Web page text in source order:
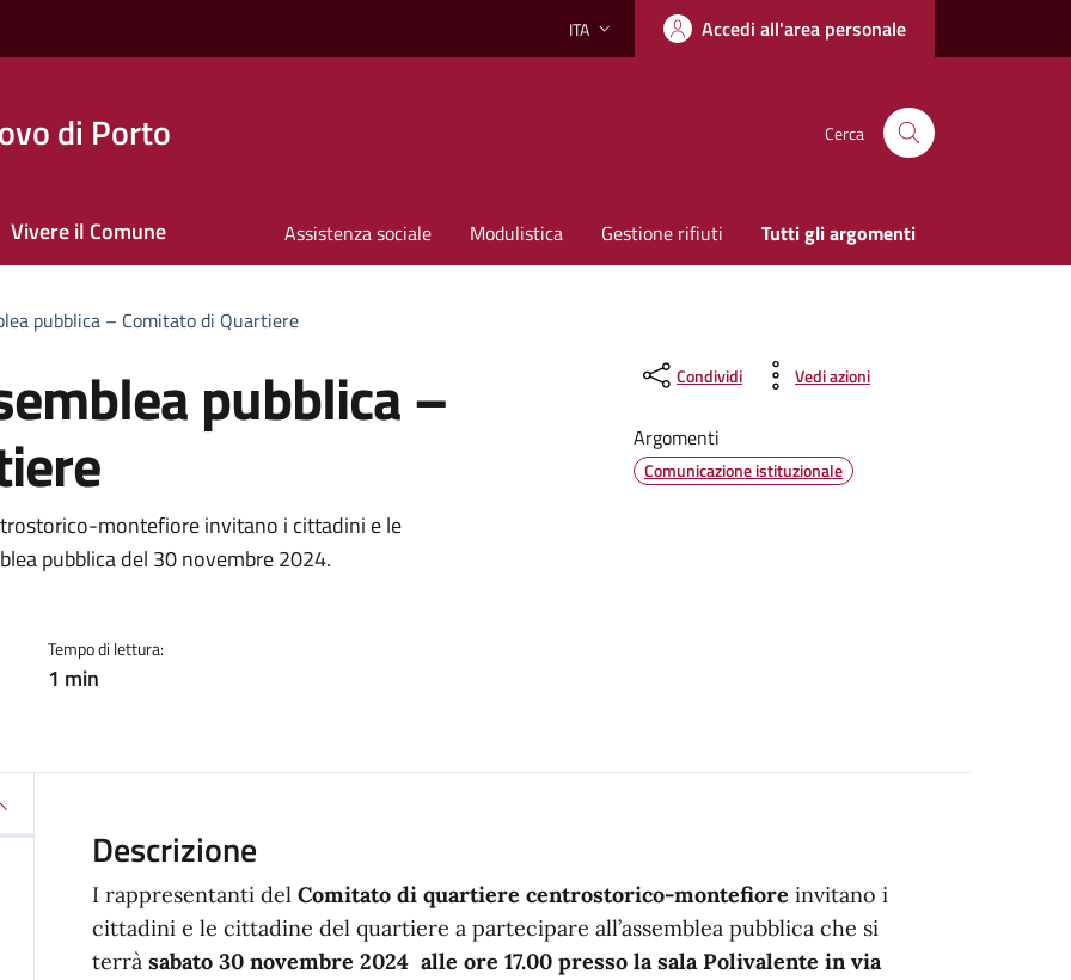
Lingua attiva:
ITA Accedi all'area personale
di Porto Cerca
Vivere il Comune Assistenza sociale Modulistica Gestione rifiuti Tutti gli argomenti
pubblica – Comitato di Quartiere
pubblica –
montefiore invitano i cittadini e le
pubblica del 30 novembre 2024.
Tempo di lettura:
1 min
Condividi Vedi azioni
Argomenti
Comunicazione istituzionale
Descrizione
I rappresentanti del Comitato di quartiere centrostorico-montefiore invitano i
cittadini e le cittadine del quartiere a partecipare all’assemblea pubblica che si
terrà sabato 30 novembre 2024 alle ore 17.00 presso la sala Polivalente in via